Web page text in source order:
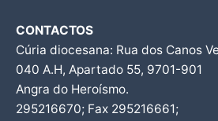
CONTACTOS
Cúria diocesana: Rua dos Canos
040 A.H, Apartado 55, 9701-901
Angra do Heroísmo.
295216670; Fax 295216661;